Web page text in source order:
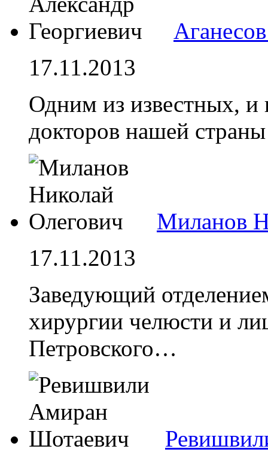
17.11.2013
Одним из известных,
докторов нашей
Миланов
17.11.2013
Заведующий
хирургии челюсти и
Петровского…